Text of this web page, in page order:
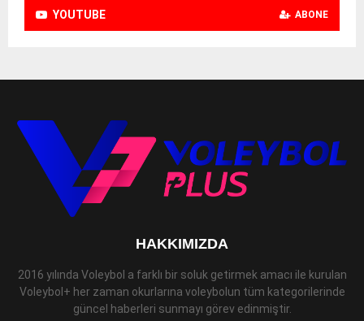
YOUTUBE ABONE
HAKKIMIZDA
2016 yılında Voleybol a farklı bir soluk getirmek amacı ile kurulan
Voleybol+ her zaman okurlarına voleybolun tüm kategorilerinde
güncel haberleri sunmayı görev edinmiştir.